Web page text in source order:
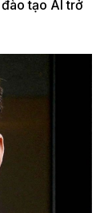
tạo AI trở